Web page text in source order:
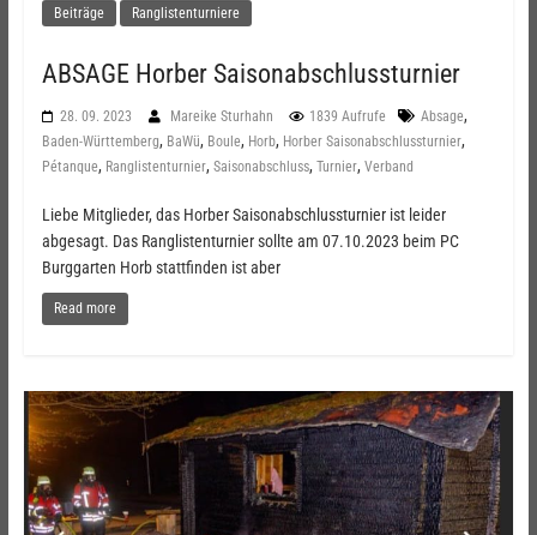
Beiträge Ranglistenturniere
ABSAGE Horber Saisonabschlussturnier
28. 09. 2023 Mareike Sturhahn 1839 Aufrufe Absage,
Baden-Württemberg, BaWü, Boule, Horb, Horber Saisonabschlussturnier,
Pétanque, Ranglistenturnier, Saisonabschluss, Turnier, Verband
Liebe Mitglieder, das Horber Saisonabschlussturnier ist leider
abgesagt. Das Ranglistenturnier sollte am 07.10.2023 beim PC
Burggarten Horb stattfinden ist aber
Read more